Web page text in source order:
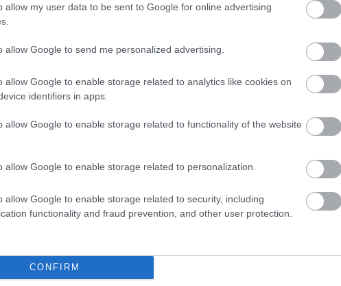
allow my user data to be sent to Google for online advertising
allow Google to send me personalized advertising.
allow Google to enable storage related to analytics like cookies on
identifiers in apps.
allow Google to enable storage related to functionality of the website
allow Google to enable storage related to personalization.
allow Google to enable storage related to security, including
functionality and fraud prevention, and other user protection.
CONFIRM
Issától származott, kiemelkedő minőségű
különleges éttermet, ahol a séfasztalnál
készített ételeket, így is bemutatva
megbújva működött, eleinte a brooklyni
költöztették, továbbra is ilyen működéssel, a
mögé elrejtve. Séfnek a fiatal tehetséget, a
mexikói származású César Ramirezt
a hozzá fűzött reményeket, igazi
az évek alatt, ahova foodie-k tízezrei
volt: éppen a megfelelő időben telefonálni
a hívást, és persze sikerül is nem foglalt
afrikai konyha
ázsiai konyha
baszk konyha
belgium
bocusedor
bocuse dor
dél amerika
english
északi konyha
francia konyha